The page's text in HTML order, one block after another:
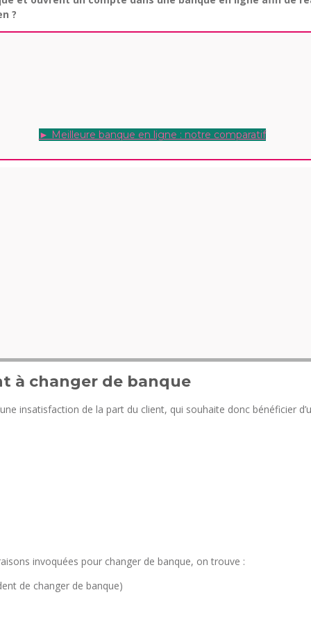
?
► Meilleure banque en ligne : notre comparatif
à changer de banque
insatisfaction de la part du client, qui souhaite donc bénéficier
invoquées pour changer de banque, on trouve :
de changer de banque)